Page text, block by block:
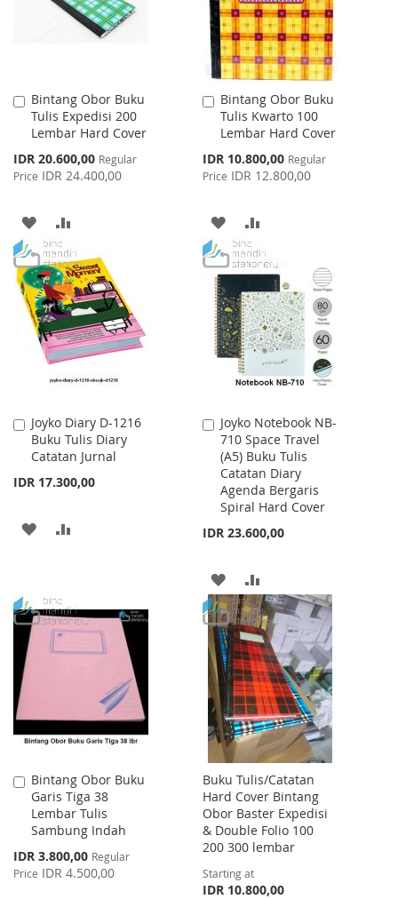
Bintang Obor Buku
Tulis Expedisi 200
Lembar Hard Cover
Special
Price
IDR 20.600,00 Regular
Price IDR 24.400,00
Add
to
Cart
ADD
TO
WISH
LIST
TO
COMPARE
Bintang Obor Buku
Tulis Kwarto 100
Lembar Hard Cover
Special
Price
IDR 10.800,00 Regular
Price IDR 12.800,00
Add
to
Cart
ADD
TO
LIST
TO
COMPARE
Joyko Diary D-1216
Buku Tulis Diary
Catatan Jurnal
IDR 17.300,00
Add
to
Cart
ADD
LIST
Joyko Notebook NB-
710 Space Travel
(A5) Buku Tulis
Catatan Diary
Agenda Bergaris
Spiral Hard Cover
IDR 23.600,00
Add
to
Cart
ADD
TO
WISH
LIST
TO
COMPARE
Bintang Obor Buku
Garis Tiga 38
Lembar Tulis
Sambung Indah
Special
Price
IDR 3.800,00 Regular
Price IDR 4.500,00
Add
to
Cart
Buku Tulis/Catatan
Hard Cover Bintang
Obor Baster Expedisi
& Double Folio 100
200 300 lembar
Starting at
IDR 10.800,00